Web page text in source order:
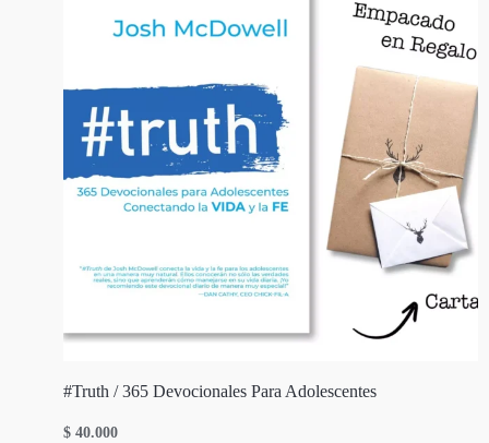
#Truth / 365 Devocionales Para Adolescentes
$ 40.000